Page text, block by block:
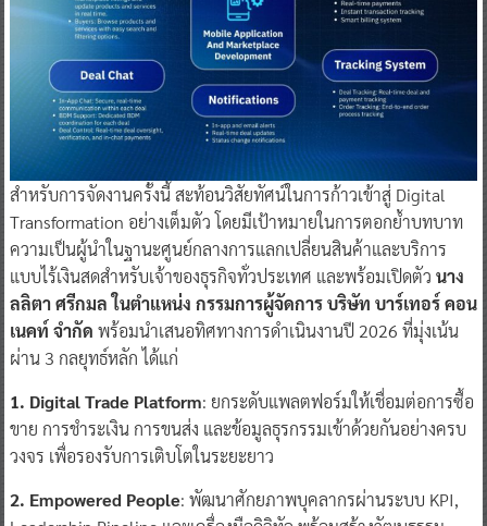
สำหรับการจัดงานครั้งนี้ สะท้อนวิสัยทัศน์ในการก้าวเข้าสู่ Digital
Transformation อย่างเต็มตัว โดยมีเป้าหมายในการตอกย้ำบทบาท
ความเป็นผู้นำในฐานะศูนย์กลางการแลกเปลี่ยนสินค้าและบริการ
แบบไร้เงินสดสำหรับเจ้าของธุรกิจทั่วประเทศ และพร้อมเปิดตัว นาง
ลลิตา ศรีกมล ในตำแหน่ง กรรมการผู้จัดการ บริษัท บาร์เทอร์ คอน
เนคท์ จำกัด พร้อมนำเสนอทิศทางการดำเนินงานปี 2026 ที่มุ่งเน้น
ผ่าน 3 กลยุทธ์หลัก ได้แก่
1. Digital Trade Platform: ยกระดับแพลตฟอร์มให้เชื่อมต่อการซื้อ
ขาย การชำระเงิน การขนส่ง และข้อมูลธุรกรรมเข้าด้วยกันอย่างครบ
วงจร เพื่อรองรับการเติบโตในระยะยาว
2. Empowered People: พัฒนาศักยภาพบุคลากรผ่านระบบ KPI,